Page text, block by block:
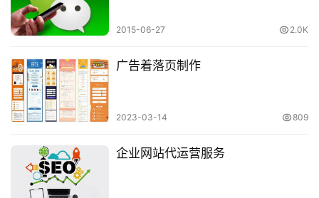
2015-06-27 2.0K
广告着落页制作
2023-03-14 809
企业网站代运营服务